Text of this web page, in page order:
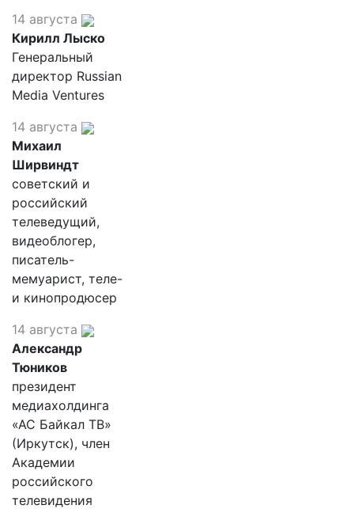
14 августа
Кирилл Лыско
Генеральный
директор Russian
Media Ventures
14 августа
Михаил
Ширвиндт
советский и
российский
телеведущий,
видеоблогер,
писатель-
мемуарист, теле-
и кинопродюсер
14 августа
Александр
Тюников
президент
медиахолдинга
«АС Байкал ТВ»
(Иркутск), член
Академии
российского
телевидения